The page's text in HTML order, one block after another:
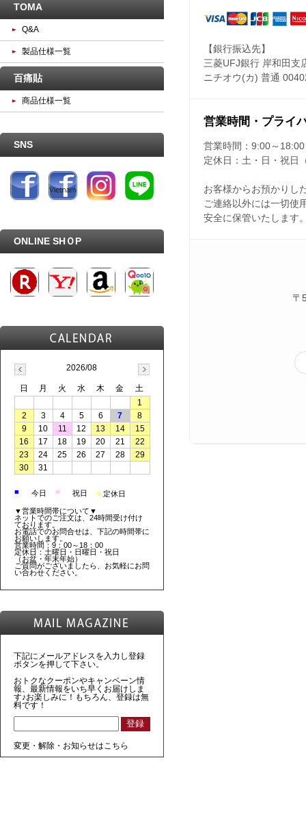
【銀行振込先】
三菱UFJ銀行 岸和田支
ニチオウ(カ) 普通
営業時間・プライ
営業時間： 9:00～18:00
定休日： 土・日・祝日
お客様からお預かりし
ご連絡以外には一切使
安全に保管いたします
〒
TOMA
Q&A
製品仕様一覧
百痛貼
商品仕様一覧
SNS
ONLINE SHＯP
2026/08
日 月 火 水 木 金
土
1
2
3 4 5 6 7
8
9
10 11 12 13 14
15
16
17 18 19 20 21
22
23
24 25 26 27 28
29
30
31
■ 今日 ■ 祝日 ■ 定休日
▼営業時間帯について▼
ネットでのご注文は、24時間受け付け
ております。
お電話でのお問合せは、下記の時間帯に
お願いします。
営業時間：9：00～18：00
定休日：土曜日・日曜日・祝日
（お盆・年末年始）
ご質問がございましたら、お気軽にお問
い合わせください。
下記にメールアドレスを入力し登録
ボタンを押して下さい。
おトクなクーポンやキャンペーン情
報、最新情報をいち早くお届けしま
す♪お楽しみに！もちろん、登録は無
料です！
変更・解除・お知らせはこちら